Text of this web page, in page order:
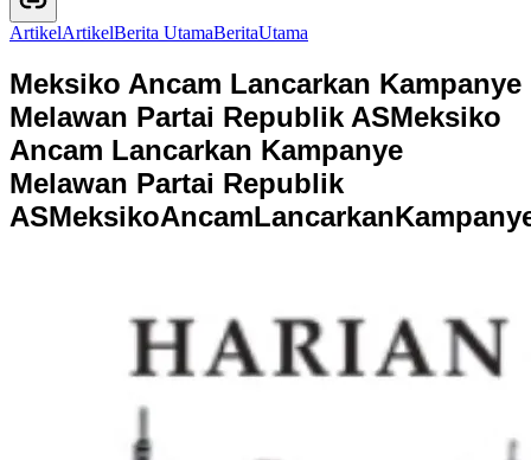
ArtikelArtikelBerita UtamaBeritaUtama
Meksiko Ancam Lancarkan Kampanye
Melawan Partai Republik ASMeksiko
Ancam Lancarkan Kampanye
Melawan Partai Republik
ASMeksikoAncamLancarkanKampany